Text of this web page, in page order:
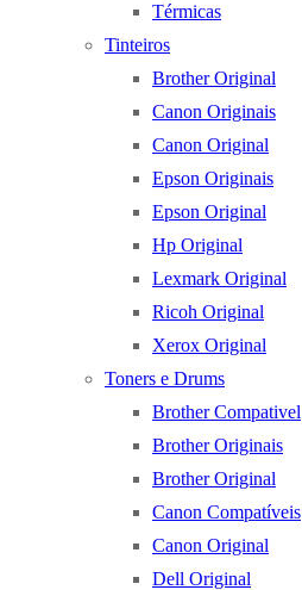
Térmicas
Tinteiros
Brother Original
Canon Originais
Canon Original
Epson Originais
Epson Original
Hp Original
Lexmark Original
Ricoh Original
Xerox Original
Toners e Drums
Brother Compativel
Brother Originais
Brother Original
Canon Compatíveis
Canon Original
Dell Original